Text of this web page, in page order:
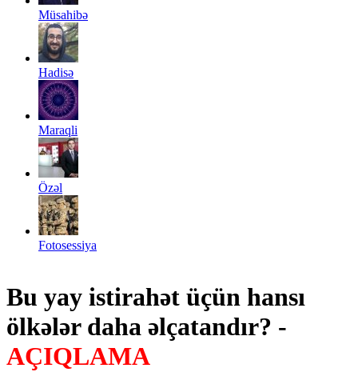
Müsahibə
Hadisə
Maraqli
Özəl
Fotosessiya
Bu yay istirahət üçün hansı
ölkələr daha əlçatandır? -
AÇIQLAMA